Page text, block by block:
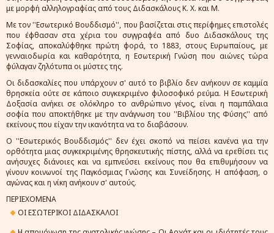
με μορφή αλληλογραφίας από τους Διδασκάλους Κ. Χ. και Μ.
Με τον ''Εσωτερικό Βουδδισμό'', που βασίζεται στις περίφημες επιστολές
που έφθασαν στα χέρια του συγγραφέα από δυο Διδασκάλους της
Σοφίας, αποκαλύφθηκε πρώτη φορά, το 1883, στους Ευρωπαίους, με
γενναιοδωρία και καθαρότητα, η Εσωτερική Γνώση που αιώνες τώρα
φύλαγαν ζηλότυπα οι μύστες της.
Οι διδασκαλίες που υπάρχουν σ' αυτό το βιβλίο δεν ανήκουν σε καμμία
θρησκεία ούτε σε κάποιο συγκεκριμένο φιλοσοφικό ρεύμα. Η Εσωτερική
Δοξασία ανήκει σε ολόκληρο το ανθρώπινο γένος, είναι η παμπάλαια
σοφία που αποκτήθηκε με την ανάγνωση του ''Βιβλίου της Φύσης'' από
εκείνους που είχαν την ικανότητα να το διαβάσουν.
Ο ''Εσωτερικός Βουδδισμός'' δεν έχει σκοπό να πείσει κανένα για την
ορθότητα μιας συγκεκριμένης θρησκευτικής πίστης, αλλά να ερεθίσει τις
ανήσυχες διάνοιες και να εμπνεύσει εκείνους που θα επιθυμήσουν να
γίνουν κοινωνοί της Παγκόσμιας Γνώσης και Συνείδησης. Η απόφαση, ο
αγώνας και η νίκη ανήκουν σ' αυτούς.
ΠΕΡΙΕΧΟΜΕΝΑ
ΟΙ ΕΣΩΤΕΡΙΚΟΙ ΔΙΔΑΣΚΑΛΟΙ